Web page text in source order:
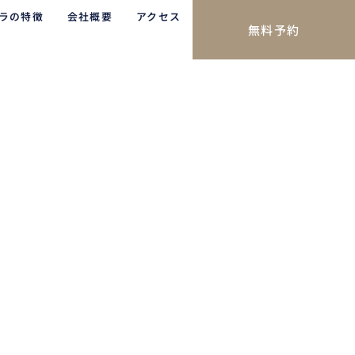
の特徴 会社概要 アクセス
無料予約